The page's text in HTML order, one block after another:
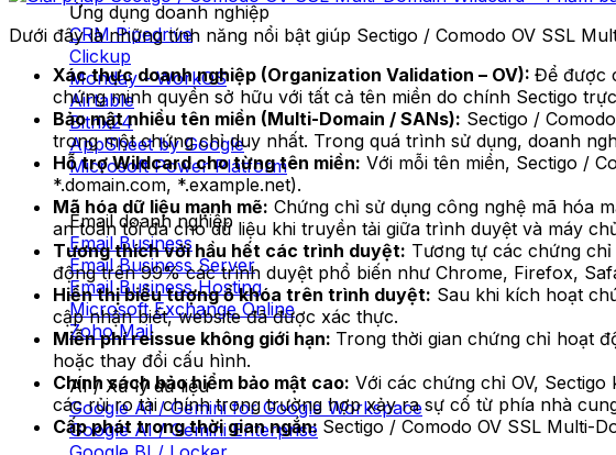
Ứng dụng doanh nghiệp
CRM Pipedrive
Clickup
Monday - WorkOS
Airtable
Bitrix24
AppSheet by Google
Microsoft Power Platform
Email doanh nghiệp
Email Business
Email Business Server
Email Business Hosting
Microsoft Exchange Online
Zoho Mail
AI / Xử lý dữ liệu
Google AI / Gemini for Google Workspace
Google AI / Gemini Enterprise
Dưới đây là những tính năng nổi bật giúp Sectigo / Comodo OV SSL
Xác thực doanh nghiệp (Organization Validation – OV): Để được
chứng minh quyền sở hữu với tất cả tên miền do chính Sectigo
Bảo mật nhiều tên miền (Multi-Domain / SANs): Sectigo /
trong một chứng chỉ duy nhất. Trong quá trình sử dụng, doanh
Hỗ trợ Wildcard cho từng tên miền: Với mỗi tên miền, Sectigo /
*.domain.com, *.example.net).
Mã hóa dữ liệu mạnh mẽ: Chứng chỉ sử dụng công nghệ mã hóa
an toàn tối đa cho dữ liệu khi truyền tải giữa trình duyệt và máy
Tương thích với hầu hết các trình duyệt: Tương tự các chứng chỉ
động trên 99% các trình duyệt phổ biến như Chrome, Firefox,
Hiển thị biểu tượng ổ khóa trên trình duyệt: Sau khi kích hoạt
cập nhận biết, website đã được xác thực.
Miễn phí reissue không giới hạn: Trong thời gian chứng chỉ hoạt
hoặc thay đổi cấu hình.
Chính sách bảo hiểm bảo mật cao: Với các chứng chỉ OV,
các rủi ro tài chính trong trường hợp xảy ra sự cố từ phía nhà
Cấp phát trong thời gian ngắn: Sectigo / Comodo OV SSL Multi-